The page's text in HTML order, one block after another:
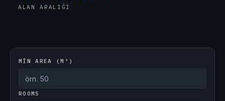
ALAN ARALIĞI
MIN AREA (M²)
ROOMS